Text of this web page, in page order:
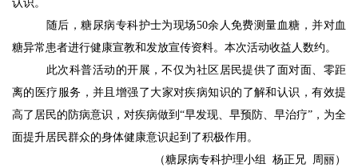
认识。
随后，糖尿病专科护士为现场50余人免费测量血糖，并对血
糖异常患者进行健康宣教和发放宣传资料。本次活动收益人数约。
此次科普活动的开展，不仅为社区居民提供了面对面、零距
离的医疗服务，并且增强了大家对疾病知识的了解和认识，有效提
高了居民的防病意识，对疾病做到 “早发现、早预防、早治疗”，为全
面提升居民群众的身体健康意识起到了积极作用。
（糖尿病专科护理小组
杨正兄 周丽）